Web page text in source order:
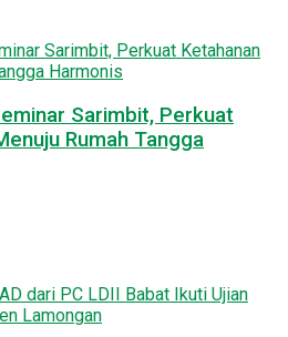
Sarimbit, Perkuat
Rumah Tangga